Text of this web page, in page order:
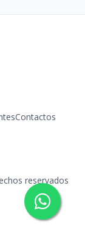
Contactos
reservados